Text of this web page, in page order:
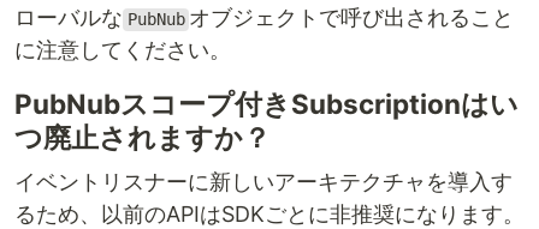
ローバルな PubNub オブジェクトで呼び出されること
に注意してください。
PubNubスコープ付きSubscriptionはい
つ廃止されますか？
イベントリスナーに新しいアーキテクチャを導入す
るため、以前のAPIはSDKごとに非推奨になります。